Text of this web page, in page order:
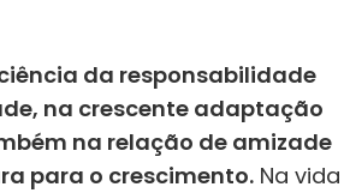
da responsabilidade
na crescente adaptação
na relação de amizade
para o crescimento. Na vida